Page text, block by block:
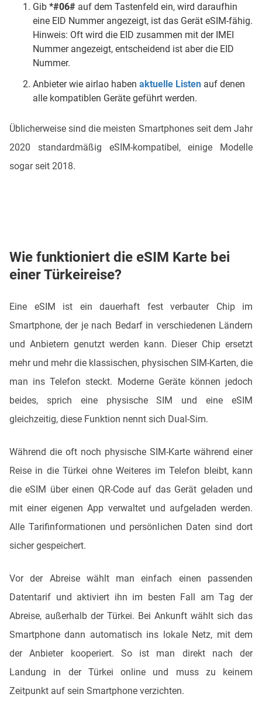
Gib *#06# auf dem Tastenfeld ein, wird daraufhin
eine EID Nummer angezeigt, ist das Gerät eSIM-fähig.
Hinweis: Oft wird die EID zusammen mit der IMEI
Nummer angezeigt, entscheidend ist aber die EID
Nummer.
Anbieter wie airlao haben aktuelle Listen auf denen
alle kompatiblen Geräte geführt werden.
Üblicherweise sind die meisten Smartphones seit dem Jahr
2020 standardmäßig eSIM-kompatibel, einige Modelle
sogar seit 2018.
Wie funktioniert die eSIM Karte bei
einer Türkeireise?
Eine eSIM ist ein dauerhaft fest verbauter Chip im
Smartphone, der je nach Bedarf in verschiedenen Ländern
und Anbietern genutzt werden kann. Dieser Chip ersetzt
mehr und mehr die klassischen, physischen SIM-Karten, die
man ins Telefon steckt. Moderne Geräte können jedoch
beides, sprich eine physische SIM und eine eSIM
gleichzeitig, diese Funktion nennt sich Dual-Sim.
Während die oft noch physische SIM-Karte während einer
Reise in die Türkei ohne Weiteres im Telefon bleibt, kann
die eSIM über einen QR-Code auf das Gerät geladen und
mit einer eigenen App verwaltet und aufgeladen werden.
Alle Tarifinformationen und persönlichen Daten sind dort
sicher gespeichert.
Vor der Abreise wählt man einfach einen passenden
Datentarif und aktiviert ihn im besten Fall am Tag der
Abreise, außerhalb der Türkei. Bei Ankunft wählt sich das
Smartphone dann automatisch ins lokale Netz, mit dem
der Anbieter kooperiert. So ist man direkt nach der
Landung in der Türkei online und muss zu keinem
Zeitpunkt auf sein Smartphone verzichten.